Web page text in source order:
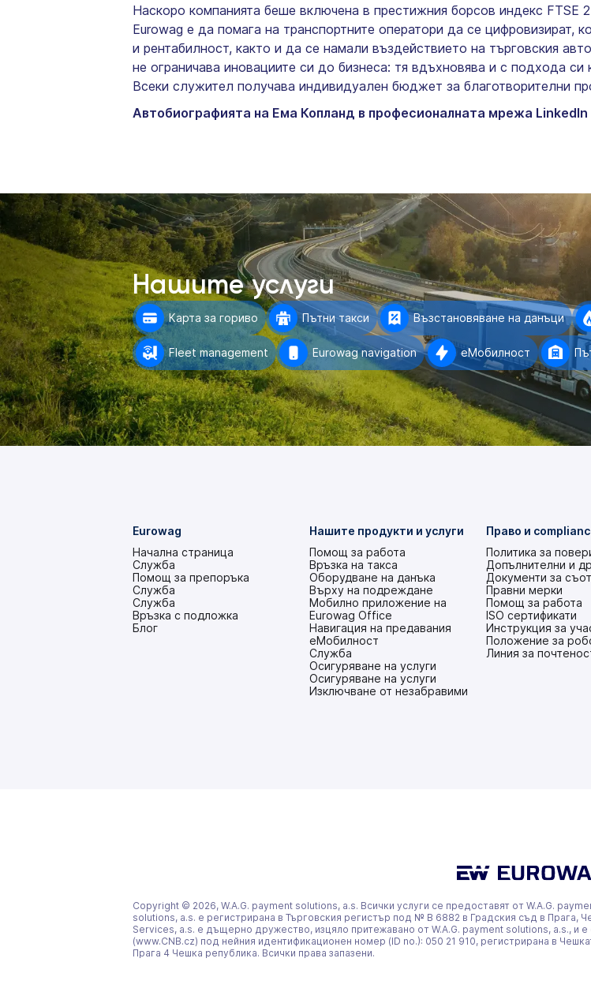
Наскоро компанията беше включена в престижния борсов индекс
Eurowag е да помага на транспортните оператори да се цифровизират,
и рентабилност, както и да се намали въздействието на търговския
не ограничава иновациите си до бизнеса: тя вдъхновява и с подхода
Всеки служител получава индивидуален бюджет за благотворителни
Автобиографията на Ема Копланд в професионалната мрежа
Нашите услуги
Карта за гориво Пътни такси Възстановяване на данъци
Fleet management Eurowag navigation еМобилност
Eurowag
Начална страница
Служба
Помощ за препоръка
Служба
Служба
Връзка с подложка
(това
Блог
Нашите продукти и услуги
Помощ за работа
Връзка на такса
Оборудване на данъка
Върху на подреждане
Мобилно приложение на
Eurowag Office
Навигация на предавания
еМобилност
Служба
Осигуряване на услуги
Осигуряване на услуги
Изключване от незабравими
Право и
Политика за
Допълнителни и
Документи за
Правни мерки
Помощ за работа
ISO сертификати
Инструкция за
(това
е
Положение за
(това
Линия за
Copyright © 2026, W.A.G. payment solutions, a.s. Всички услуги се предоставят от W.A.G.
solutions, a.s. е регистрирана в Търговския регистър под № В 6882 в Градския съд в Прага,
Services, a.s. е дъщерно дружество, изцяло притежавано от W.A.G. payment solutions, a.s., и
(www.CNB.cz) под нейния идентификационен номер (ID no.): 050 21 910, регистрирана в
Прага 4 Чешка република. Всички права запазени.